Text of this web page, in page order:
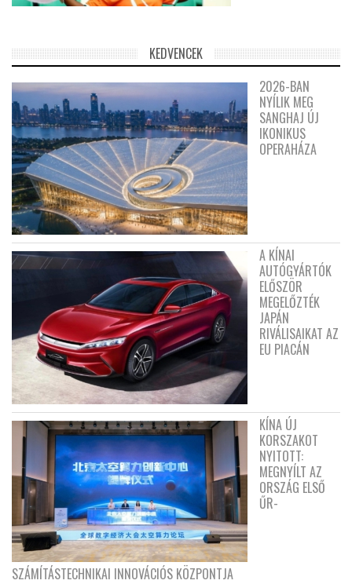
KEDVENCEK
2026-BAN
NYÍLIK MEG
SANGHAJ ÚJ
IKONIKUS
OPERAHÁZA
A KÍNAI
AUTÓGYÁRTÓK
ELŐSZÖR
MEGELŐZTÉK
JAPÁN
RIVÁLISAIKAT AZ
EU PIACÁN
KÍNA ÚJ
KORSZAKOT
NYITOTT:
MEGNYÍLT AZ
ORSZÁG ELSŐ
ŰR-
SZÁMÍTÁSTECHNIKAI INNOVÁCIÓS KÖZPONTJA